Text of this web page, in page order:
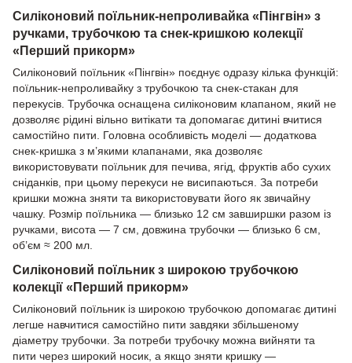
Силіконовий поїльник-непроливайка «Пінгвін» з
ручками, трубочкою та снек-кришкою колекції
«Перший прикорм»
Силіконовий поїльник «Пінгвін» поєднує одразу кілька функцій:
поїльник-непроливайку з трубочкою та снек-стакан для
перекусів. Трубочка оснащена силіконовим клапаном, який не
дозволяє рідині вільно витікати та допомагає дитині вчитися
самостійно пити. Головна особливість моделі — додаткова
снек-кришка з м’якими клапанами, яка дозволяє
використовувати поїльник для печива, ягід, фруктів або сухих
сніданків, при цьому перекуси не висипаються. За потреби
кришки можна зняти та використовувати його як звичайну
чашку. Розмір поїльника — близько 12 см завширшки разом із
ручками, висота — 7 см, довжина трубочки — близько 6 см,
об’єм ≈ 200 мл.
Силіконовий поїльник з широкою трубочкою
колекції «Перший прикорм»
Силіконовий поїльник із широкою трубочкою допомагає дитині
легше навчитися самостійно пити завдяки збільшеному
діаметру трубочки. За потреби трубочку можна вийняти та
пити через широкий носик, а якщо зняти кришку —